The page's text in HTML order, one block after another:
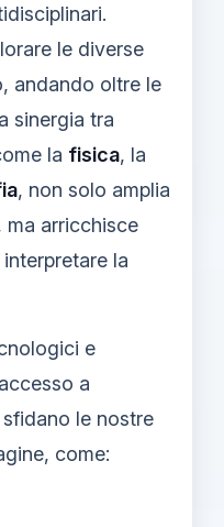
le diverse
andando oltre le
sinergia tra
la fisica, la
, non solo amplia
ma arricchisce
la
e
a
le nostre
come: